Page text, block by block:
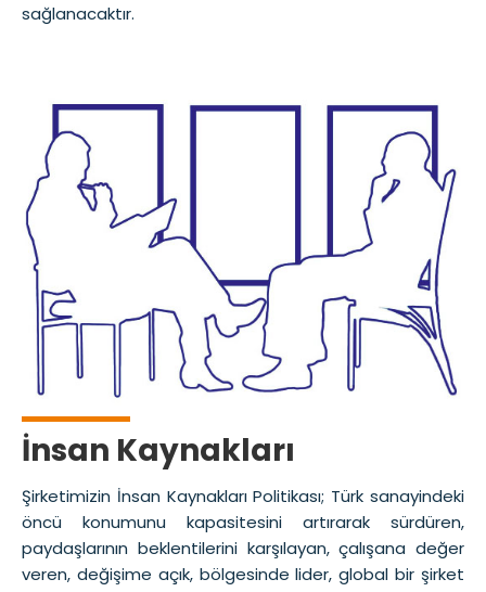
sağlanacaktır.
İnsan Kaynakları
Şirketimizin İnsan Kaynakları Politikası; Türk sanayindeki
öncü konumunu kapasitesini artırarak sürdüren,
paydaşlarının beklentilerini karşılayan, çalışana değer
veren, değişime açık, bölgesinde lider, global bir şirket